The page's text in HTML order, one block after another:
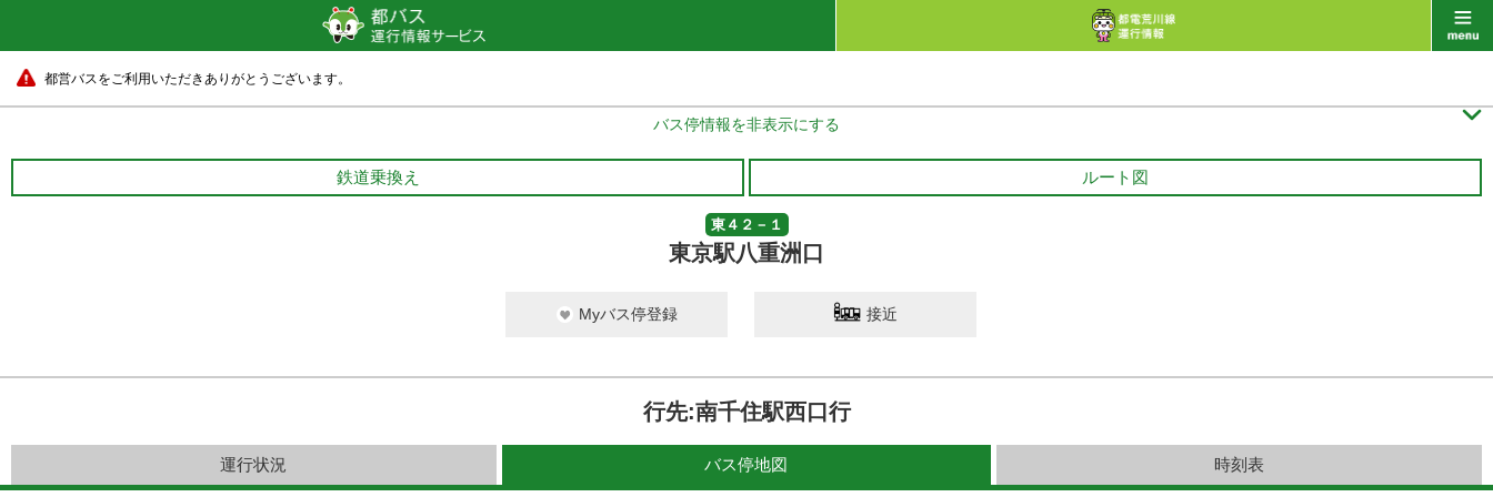
都営バスをご利用いただきありがとうございます。
バス停情報を非表示にする 
鉄道乗換え ルート図
東４２－１
東京駅八重洲口
Myバス停登録 接近
行先:南千住駅西口行
運行状況 バス停地図 時刻表